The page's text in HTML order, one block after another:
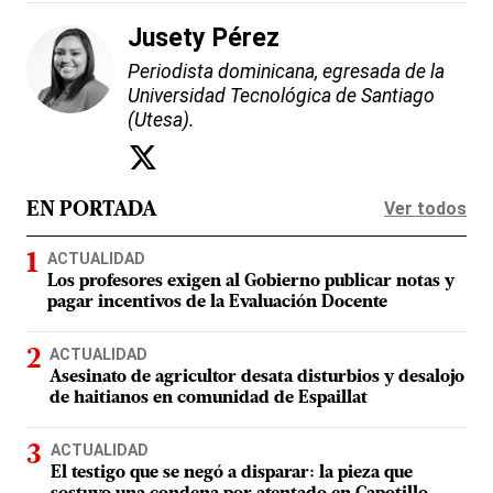
Jusety Pérez
Periodista dominicana, egresada de la
Universidad Tecnológica de Santiago
(Utesa).
EN PORTADA Ver todos
ACTUALIDAD
Los profesores exigen al Gobierno publicar notas y
pagar incentivos de la Evaluación Docente
ACTUALIDAD
Asesinato de agricultor desata disturbios y desalojo
de haitianos en comunidad de Espaillat
ACTUALIDAD
El testigo que se negó a disparar: la pieza que